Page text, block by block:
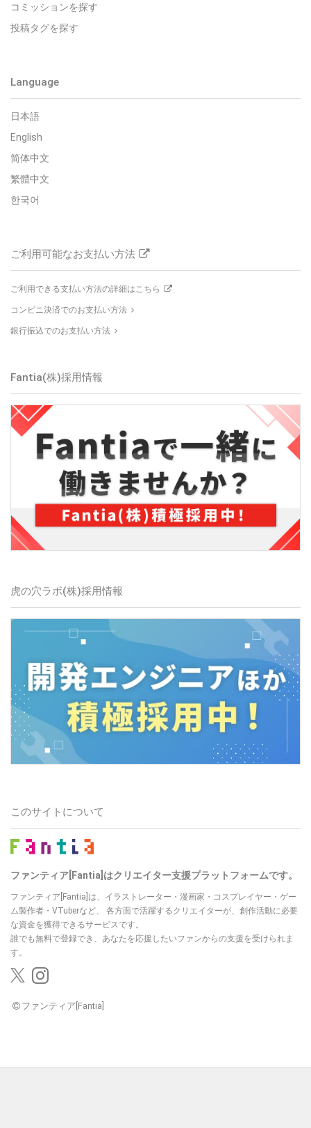
コミッションを探す
投稿タグを探す
Language
日本語
English
简体中文
繁體中文
한국어
ご利用可能なお支払い方法
ご利用できる支払い方法の詳細はこちら
コンビニ決済でのお支払い方法
銀行振込でのお支払い方法
Fantia(株)採用情報
虎の穴ラボ(株)採用情報
このサイトについて
ファンティア[Fantia]はクリエイター支援プラットフォームです。
ファンティア[Fantia]は、イラストレーター・漫画家・コスプレイヤー・ゲー
ム製作者・VTuberなど、
各方面で活躍するクリエイターが、創作活動に必要
な資金を獲得できるサービスです。
誰でも無料で登録でき、あなたを応援したいファンからの支援を受けられま
す。
ファンティア[Fantia]